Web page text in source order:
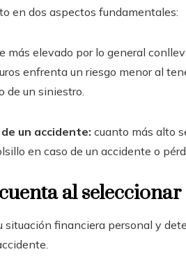
en dos aspectos fundamentales:
más elevado por lo general
enfrenta un riesgo menor al
de un siniestro.
un accidente: cuanto más alto
en caso de un accidente o
al
situación financiera personal y